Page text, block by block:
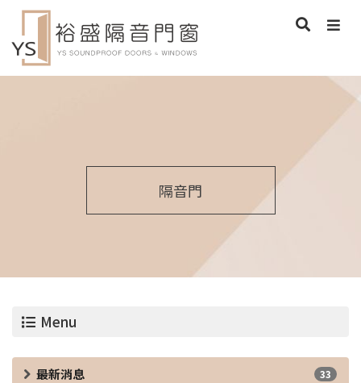
隔音門
Menu
最新消息 33